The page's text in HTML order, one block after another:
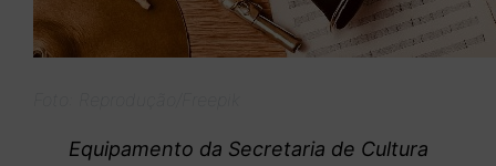
Equipamento da Secretaria de Cultura